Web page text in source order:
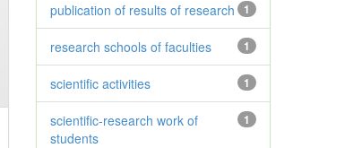
1
publication of results of research
1
research schools of faculties
1
scientific activities
1
scientific-research work of
students